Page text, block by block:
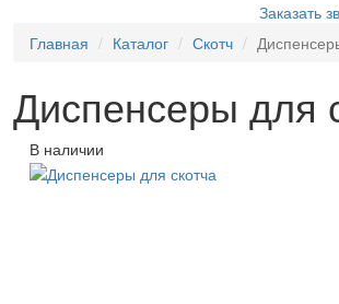
Заказать
Главная
Каталог Скотч
Диспенсеры для
В наличии